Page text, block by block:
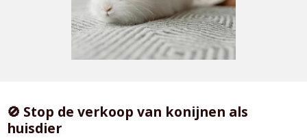
🚫 Stop de verkoop van konijnen als
huisdier